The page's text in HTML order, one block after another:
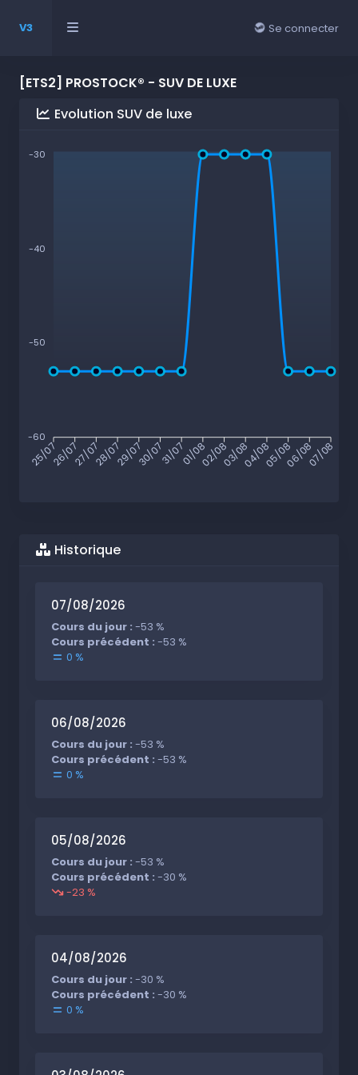
V3 Se connecter
[ETS2] PROSTOCK® - SUV DE LUXE
Evolution SUV de luxe
-30
-40
-50
-60
25/0726/0727/0728/0729/0730/0731/0701/0802/0803/0804/0805/0806/0807/08
Historique
07/08/2026
Cours du jour : -53 %
Cours précédent : -53 %
0 %
06/08/2026
Cours du jour : -53 %
Cours précédent : -53 %
0 %
05/08/2026
Cours du jour : -53 %
Cours précédent : -30 %
-23 %
04/08/2026
Cours du jour : -30 %
Cours précédent : -30 %
0 %